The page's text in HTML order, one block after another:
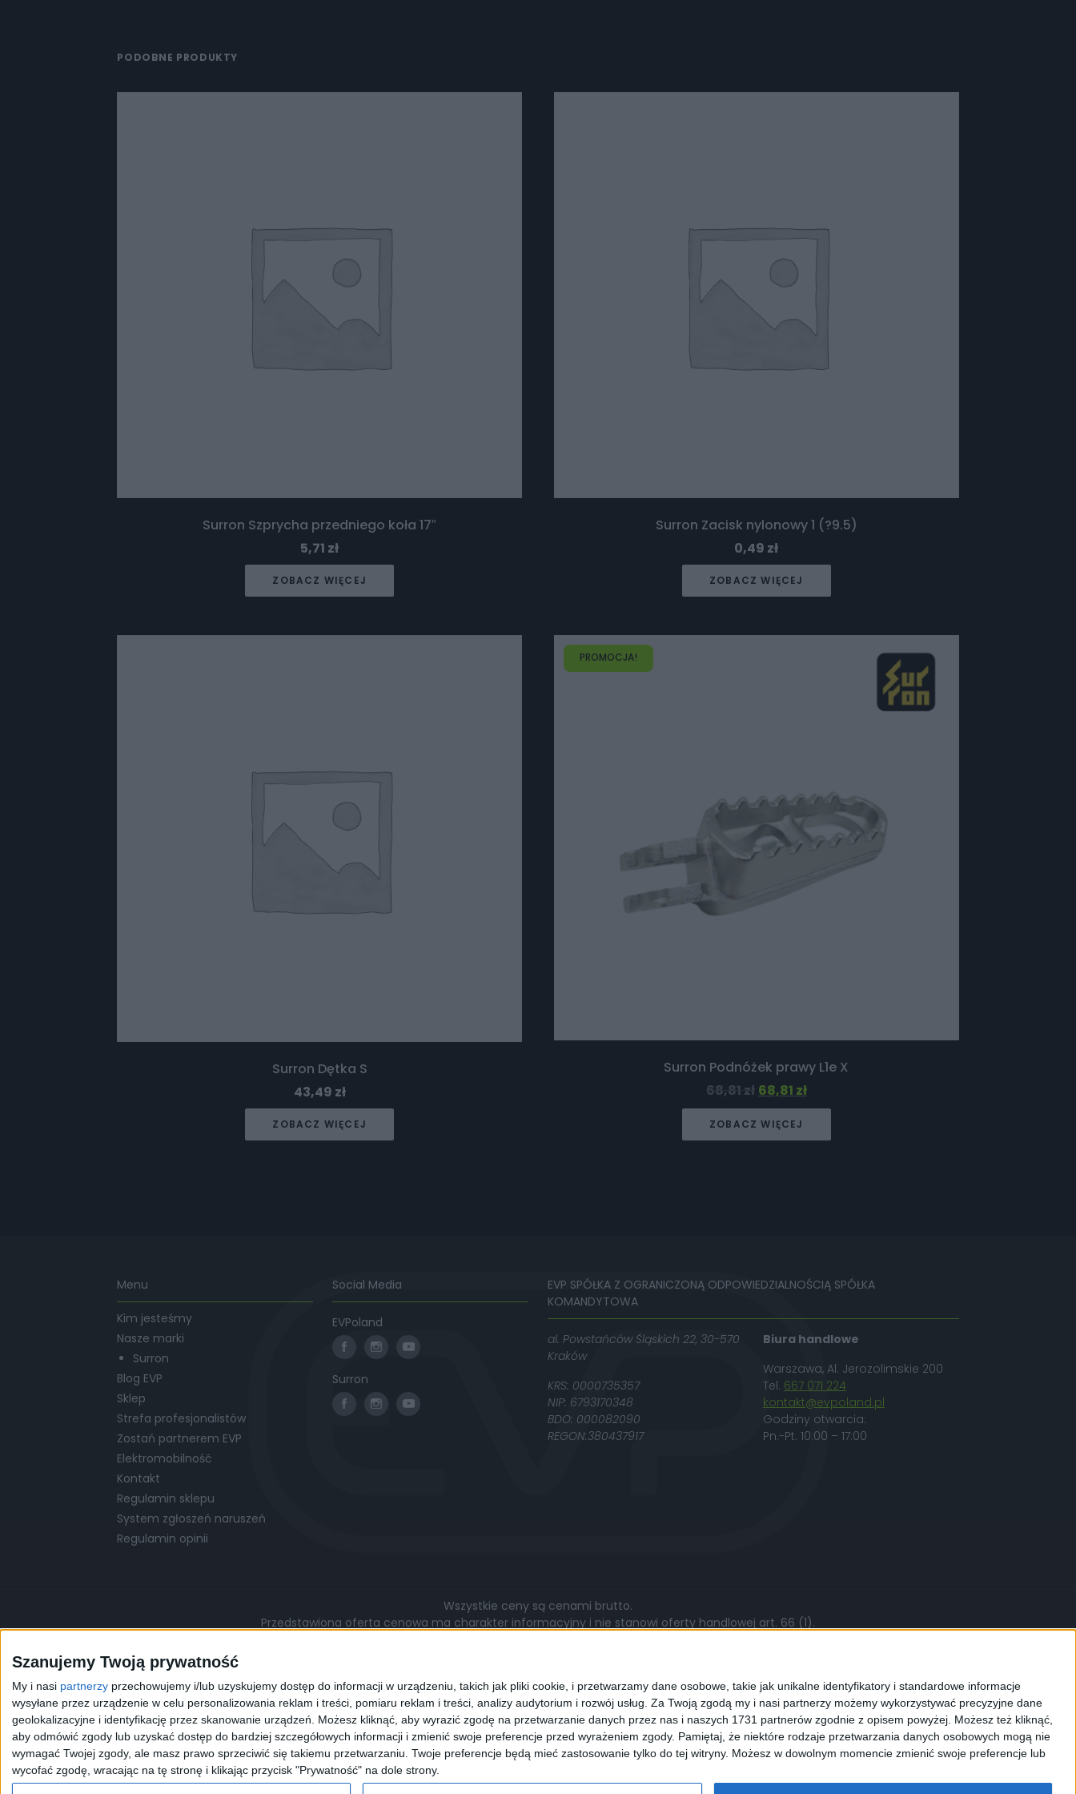
Szanujemy Twoją prywatność
My i nasi partnerzy przechowujemy i/lub uzyskujemy dostęp do informacji w urządzeniu, takich jak pliki cookie, i przetwarzamy dane osobowe, takie jak unikalne identyfikatory i standardowe informacje
wysyłane przez urządzenie w celu personalizowania reklam i treści, pomiaru reklam i treści, analizy audytorium i rozwój usług. Za Twoją zgodą my i nasi partnerzy możemy wykorzystywać precyzyjne dane
geolokalizacyjne i identyfikację przez skanowanie urządzeń. Możesz kliknąć, aby wyrazić zgodę na przetwarzanie danych przez nas i naszych 1731 partnerów zgodnie z opisem powyżej. Możesz też kliknąć,
aby odmówić zgody lub uzyskać dostęp do bardziej szczegółowych informacji i zmienić swoje preferencje przed wyrażeniem zgody. Pamiętaj, że niektóre rodzaje przetwarzania danych osobowych mogą nie
wymagać Twojej zgody, ale masz prawo sprzeciwić się takiemu przetwarzaniu. Twoje preferencje będą mieć zastosowanie tylko do tej witryny. Możesz w dowolnym momencie zmienić swoje preferencje lub
wycofać zgodę, wracając na tę stronę i klikając przycisk "Prywatność" na dole strony.
PODOBNE PRODUKTY
Surron Szprycha przedniego koła 17″
5,71 zł
ZOBACZ WIĘCEJ
Surron Zacisk nylonowy 1 (?9.5)
0,49 zł
ZOBACZ WIĘCEJ
Surron Dętka S
43,49 zł
ZOBACZ WIĘCEJ
PROMOCJA!
Surron Podnóżek prawy L1e X
68,81 zł 68,81 zł
ZOBACZ WIĘCEJ
Menu
Kim jesteśmy
Nasze marki
Surron
Blog EVP
Sklep
Strefa profesjonalistów
Zostań partnerem EVP
Elektromobilność
Kontakt
Regulamin sklepu
System zgłoszeń naruszeń
Regulamin opinii
Social Media
EVPoland
Surron
EVP SPÓŁKA Z OGRANICZONĄ ODPOWIEDZIALNOŚCIĄ SPÓŁKA
KOMANDYTOWA
al. Powstańców Śląskich 22, 30-570
Kraków
KRS: 0000735357
NIP: 6793170348
BDO: 000082090
REGON:380437917
Biura handlowe
Warszawa, Al. Jerozolimskie 200
Tel. 667 071 224
kontakt@evpoland.pl
Godziny otwarcia:
Pn.-Pt. 10:00 – 17:00
Wszystkie ceny są cenami brutto.
Przedstawiona oferta cenowa ma charakter informacyjny i nie stanowi oferty handlowej art. 66 (1).
© 2026 EVP© Polityka prywatności
Korzystając z naszej przeglądarki wyrażają Państwo zgodę na wykorzystywanie przez nas plików cookies. Używamy ich do
celów statystycznych. W programie służącym do obsługi stron internetowych można zmienić ustawienia dotyczące
cookies.